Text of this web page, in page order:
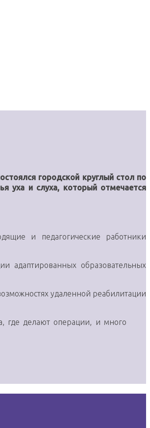
городской круглый стол по
уха и слуха, который отмечается
и педагогические работники
адаптированных образовательных
удаленной реабилитации
где делают операции, и много